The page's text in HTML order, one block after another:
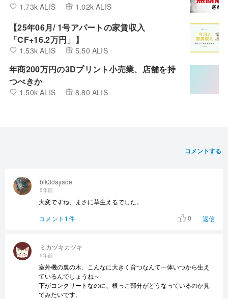
1.73k ALIS 1.02k ALIS
【25年06月/ 1号アパートの家賃収入
「CF+16.2万円」】
1.53k ALIS 5.50 ALIS
年商200万円の3Dプリント小売業、店舗を持
つべきか
1.50k ALIS 8.80 ALIS
コメントする
ミカヅキカヅキ
5年前
室外機の裏の木、こんなに大きく育つなんて一体いつから生え
ているんでしょうね～
下がコンクリートなのに、根っこ部分がどうなっているのか見
てみたいです。
blk3dayade
5年前
大変ですね、まさに草生えるでした。
コメント1件
0 返信